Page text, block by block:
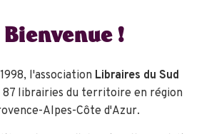
étant une construction de
aussi bien des
que des anthropologues
Car il faudra bien en convenir :
Bienvenue !
l'association Libraires du Sud
87 librairies du territoire en région
Alpes-Côte d'Azur.